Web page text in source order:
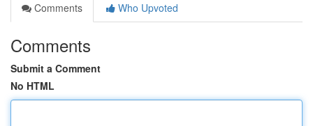
Comments
Who Upvoted
Comments
Submit a Comment
No HTML